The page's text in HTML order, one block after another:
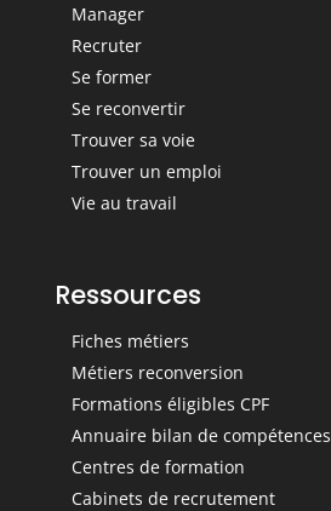
Manager
Recruter
Se former
Se reconvertir
Trouver sa voie
Trouver un emploi
Vie au travail
Ressources
Fiches métiers
Métiers reconversion
Formations éligibles CPF
Annuaire bilan de compétences
Centres de formation
Cabinets de recrutement